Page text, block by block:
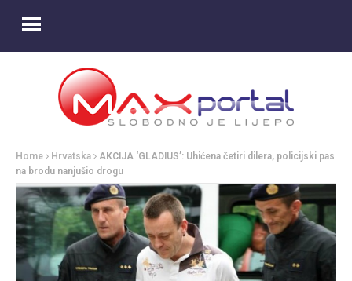
Home Hrvatska
AKCIJA ‘GLADIUS’: Uhićena četiri dilera, policijski pas
na brodu nanjušio drogu